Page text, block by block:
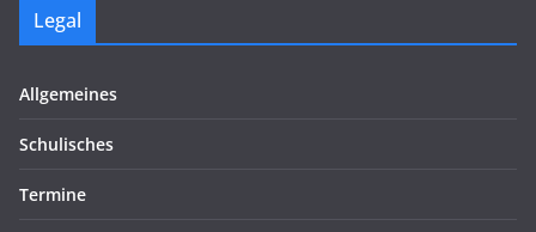
Legal
Allgemeines
Schulisches
Termine